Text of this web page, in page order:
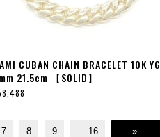
CUBAN CHAIN BRACELET 10K YG
21.5cm 【SOLID】
7 8 9 16 »